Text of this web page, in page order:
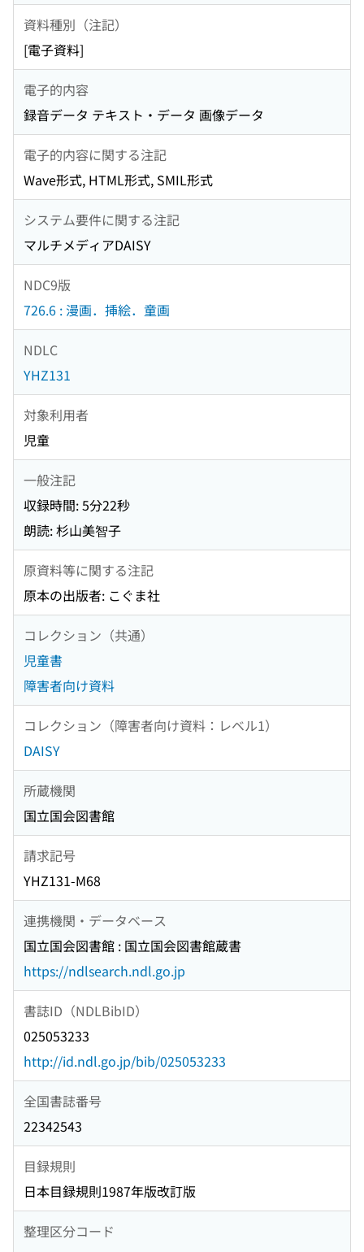
資料種別（注記）
[電子資料]
電子的内容
録音データ テキスト・データ 画像データ
電子的内容に関する注記
Wave形式, HTML形式, SMIL形式
システム要件に関する注記
マルチメディアDAISY
NDC9版
726.6 : 漫画．挿絵．童画
NDLC
YHZ131
対象利用者
児童
一般注記
収録時間: 5分22秒
朗読: 杉山美智子
原資料等に関する注記
原本の出版者: こぐま社
コレクション（共通）
児童書
障害者向け資料
コレクション（障害者向け資料：レベル1）
DAISY
所蔵機関
国立国会図書館
請求記号
YHZ131-M68
連携機関・データベース
国立国会図書館 : 国立国会図書館蔵書
https://ndlsearch.ndl.go.jp
書誌ID（NDLBibID）
025053233
http://id.ndl.go.jp/bib/025053233
全国書誌番号
22342543
目録規則
日本目録規則1987年版改訂版
整理区分コード